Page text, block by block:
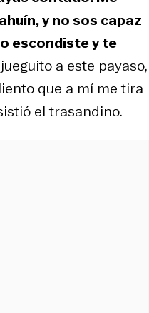
y no sos capaz
escondiste y te
a este payaso,
que a mí me tira
el trasandino.